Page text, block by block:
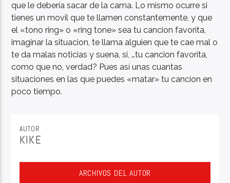
que le debería sacar de la cama. Lo mismo ocurre si
tienes un movil que te llamen constantemente, y que
el «tono ring» o «ring tone» sea tu cancion favorita,
imaginar la situacion, te llama alguien que te cae mal o
te da malas noticias y suena, si, …tu cancion favorita,
como que no, verdad? Pues así unas cuantas
situaciones en las que puedes «matar» tu cancion en
poco tiempo.
AUTOR
KIKE
ARCHIVOS DEL AUTOR